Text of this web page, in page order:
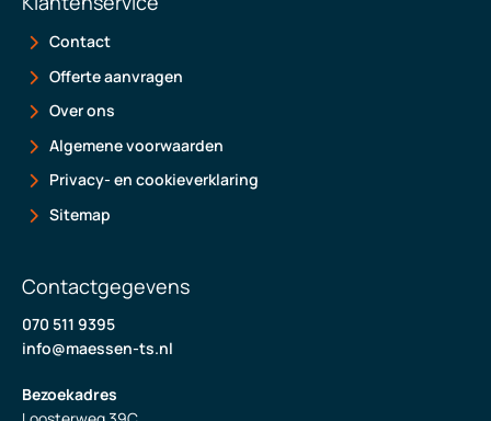
Contact
Offerte aanvragen
Over ons
Algemene voorwaarden
Privacy- en cookieverklaring
Sitemap
Contactgegevens
070 511 9395
info@maessen-ts.nl
Bezoekadres